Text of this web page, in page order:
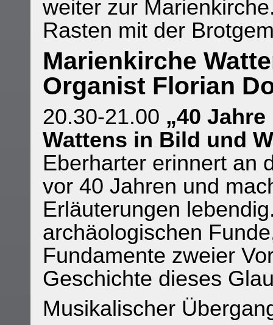
weiter zur
Rasten mit der
Marienkirche
Organist Florian
20.30-21.00 „40
Wattens in Bild und
Eberharter erinnert an
vor 40 Jahren und
Erläuterungen
archäologischen
Fundamente zweier
Geschichte dieses
Musikalischer